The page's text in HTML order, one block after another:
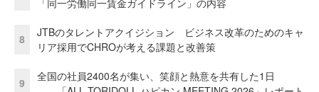
8
JTBのタレントアクイジション ビジネス改革のためのキャ
リア採用でCHROが考える課題と改善策
9
全国の社員2400名が集い、笑顔と熱意を共有した1日